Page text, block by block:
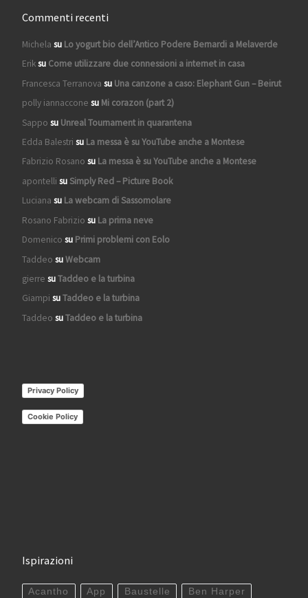
Commenti recenti
Michela su Lo yogurt bio dell’Antico Podere Bernardi a Melaverde
Eriksu Come utilizzare due connessioni a internet in casa
Francesca Terranova su Una canzone a caso: Elephant Gun – Beirut
polly iannaccone su Mi corazon (part 2)
Sappo su Unreal Tournament in quarantena
Edda Balestri su La messa è su YouTube anche a Montese
Fabrizio Rosano su La messa è su YouTube anche a Montese
apontelli suSimply Red – Picture Book
Luciana su La webcam di Sassomolare
Rosano Fabrizio su La prima neve
Domenico su Primi problemi con Eolo
Taddeo suWebcam
gierre suTaddeo e la turbina
Giampi suTaddeo e la turbina
Taddeo suTaddeo e la turbina
Privacy Policy
Cookie Policy
Ispirazioni
Acantho App Baustelle Ben Harper